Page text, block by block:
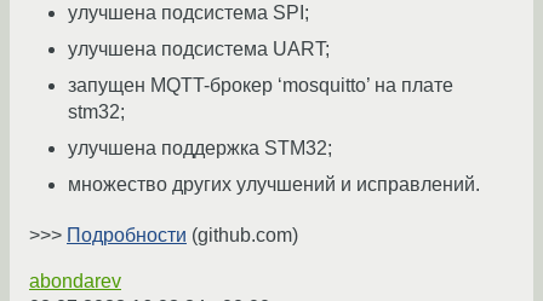
улучшена подсистема SPI;
улучшена подсистема UART;
запущен MQTT-брокер ‘mosquitto’ на плате
stm32;
улучшена поддержка STM32;
множество других улучшений и исправлений.
>>> Подробности (github.com)
abondarev